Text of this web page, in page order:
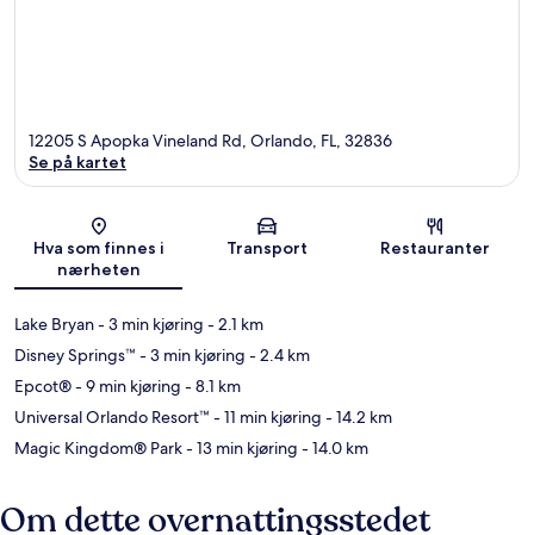
Kart
12205 S Apopka Vineland Rd, Orlando, FL, 32836
Se på kartet
Hva som finnes i
nærheten
Transport Restauranter
Lake Bryan- 3 min kjøring - 2.1 km
Disney Springs™ - 3 min kjøring - 2.4 km
Epcot®- 9 min kjøring - 8.1 km
Universal Orlando Resort™ - 11 min kjøring - 14.2 km
Magic Kingdom® Park- 13 min kjøring - 14.0 km
Om dette overnattingsstedet